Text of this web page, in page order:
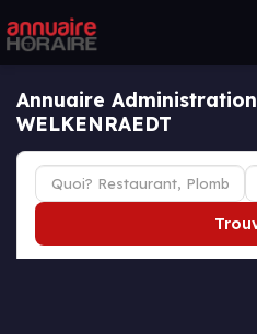
Annuaire
WELKENRAEDT